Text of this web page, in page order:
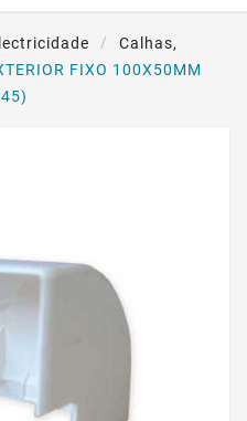
Calhas,
FIXO 100X50MM